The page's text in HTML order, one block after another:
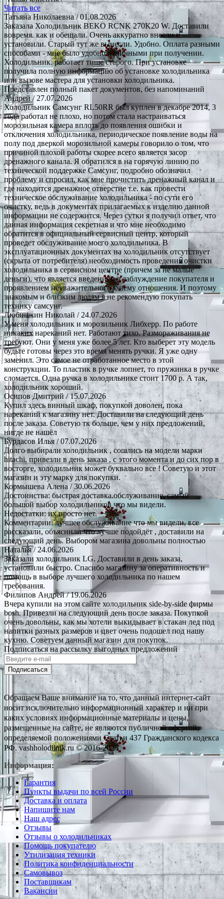
Читать все
Татьяна Николаевна/ 01.08.2026
Заказала Холодильник BEKO RCNK 270K20 W. Доставили
вовремя. как и обещали. Очень аккуратно внесли и
установили. Старый тут же вынесли. Удобно. Оплата разными
способами - мне было удобно наличными при получении.
Холодильник. работает тише старого. При установке
получила полную информацию об установке холодильника
или вызове мастера для установки холодильника.
Представлен полный пакет документов, без напоминаний
Андрей / 27.07.2026
Холодильник Самсунг RL50RR был куплен в декабре 2014, 3
года работал не плохо, но потом стала настраиваться
морозильная камера вплоть до появления ошибки и
отключения холодильника, периодическое появление воды на
полу под дверкой морозильной камеры говорило о том, что
причиной плохой работы скорее всего является засор
дренажного канала. Я обратился в на горячую линию по
технической поддержке Самсунг, подробно обозначил
проблему и спросил, как мне прочистить дренажный канал и
где находится дренажное отверстие т.е. как провести
техническое обслуживание холодильника - по сути его
очистку, ведь в документах прилагаемых к изделию данной
информации не содержится. Через сутки я получил ответ, что
данная информация секретная и что мне необходимо
обратится в официальный сервисный центр, который
проведет обслуживание моего холодильника. В
эксплуатационных документах на холодильник отсутствует
(скрыта от потребителя) необходимость проведения очистки
холодильника в сервисном центре (причем за не малые
деньги), что является введением в заблуждение покупателя и
проявлением неуважительного к нему отношения. И поэтому
знакомым и близким людям я не рекомендую покупать
технику самсунг.
Любишкин Николай / 24.07.2026
У меня холодильник и морозильник Либхерр. По работе
никаких нареканий нет. Работают тихо. Размораживания не
требуют. Они у меня уже более 5 лет. Кто выберет эту модель
будьте готовы через это время менять ручки. Я уже одну
заменил. Это самое не отработанное место в этой
конструкции. То пластик в ручке лопнет, то пружинка в ручке
сломается. Одна ручка в холодильнике стоит 1700 р. А так,
холодильник хороший.
Осипов Дмитрий/ 15.07.2026
Купил здесь винный шкаф, покупкой доволен, пока
нареканий к магазину нет. Доставили на следующий день
после заказа. Советую тк больше, чем у них предложений,
нигде не нашёл
Бурдасов Илья/ 07.07.2026
Долго выбирали холодильник , сошлись на модели марки
hitachi, привезли в день заказа , с этого момента и до сих пор в
восторге, холодильник может буквально все ! Советую и этот
магазин и эту марку для покупки.
Кормышева Алена / 30.06.2026
Достоинства: быстрая доставка.обслуживание, самый
большой выбор холодильников что мы видели.
Недостатки: их просто нет.
Комментарии: лучшее обслуживание что мы видели, все
рассказали, объяснили что лучше подойдёт , доставили на
следующий день. Выбором магазина довольны полностью
Наталья/ 24.06.2026
Заказали холодильник LG. Доставили в день заказа,
установили быстро. Спасибо магазину за оперативность и
помощь в выборе лучшего холодильника по нашем
требования.
Филипов Андрей/ 19.06.2026
Вчера купили на этом сайте холодильник side-by-side фирмы
bosh. Привезли на следующий день после заказа. Покупкой
очень довольны, как мы хотели выкидывает в стакан лед под
напитки разных размеров и цвет очень подошел под нашу
кухню. Советуем данный магазин для покупок.
Подписаться на рассылку выгодных предложений
Подписаться
Обращаем Ваше внимание на то, что данный интернет-сайт
носит исключительно информационный характер и ни при
каких условиях информационные материалы и цены,
размещенные на сайте, не являются публичной офертой,
определяемой положениями Статьи 437 Гражданского кодекса
РФ. vashholodilnik.ru © 2016-2026
Информация:
Гарантия
Пункты выдачи по всей России
Доставка и оплата
Напишите нам
Наш адрес
Отзывы
Отзывы о холодильниках
Помощь покупателю
Утилизация техники
Политика конфиденциальности
Самовывоз
Поставщикам
Вакансии